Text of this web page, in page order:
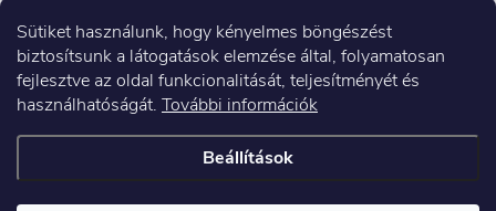
Sütiket használunk, hogy kényelmes böngészést
biztosítsunk a látogatások elemzése által, folyamatosan
fejlesztve az oldal funkcionalitását, teljesítményét és
használhatóságát. További információk
Beállítások
Copyright 2026Elektroshock.hu. Minden jog fenntartva.